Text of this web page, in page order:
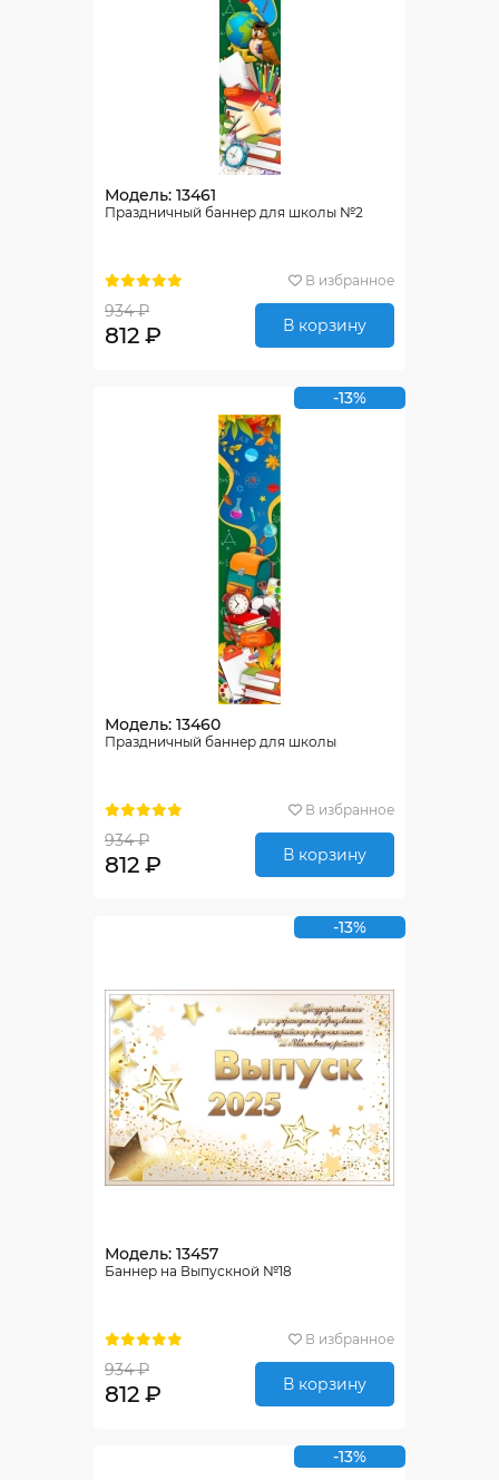
Модель: 13461
Праздничный баннер для школы №2
В избранное
934 ₽
812 ₽ В корзину
-13%
Модель: 13460
Праздничный баннер для школы
В избранное
934 ₽
812 ₽ В корзину
-13%
Модель: 13457
Баннер на Выпускной №18
В избранное
934 ₽
812 ₽ В корзину
-13%